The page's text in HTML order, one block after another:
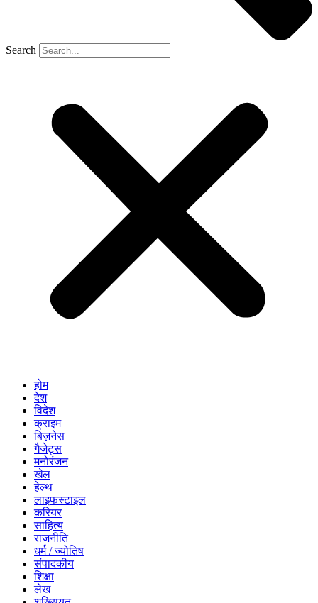
Search
होम
देश
विदेश
क्राइम
बिज़नेस
गैजेट्स
मनोरंजन
खेल
हेल्थ
लाइफस्टाइल
करियर
साहित्य
राजनीति
धर्म / ज्योतिष
संपादकीय
शिक्षा
लेख